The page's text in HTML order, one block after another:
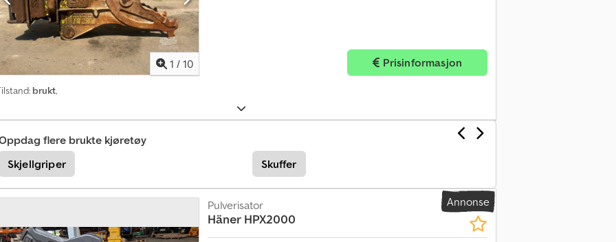
1 / 10 Prisinformasjon
brukt,
flere brukte kjøretøy
Skjellgriper
Skuffer
Annonse
Pulverisator
Häner HPX2000